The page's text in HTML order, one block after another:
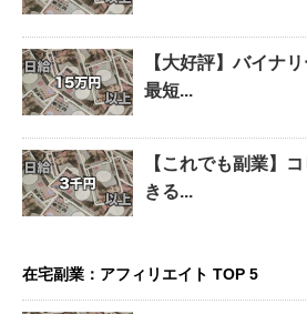
【大好評】バイナ
最短...
【これでも副業】
きる...
在宅副業：アフィリエイト TOP 5